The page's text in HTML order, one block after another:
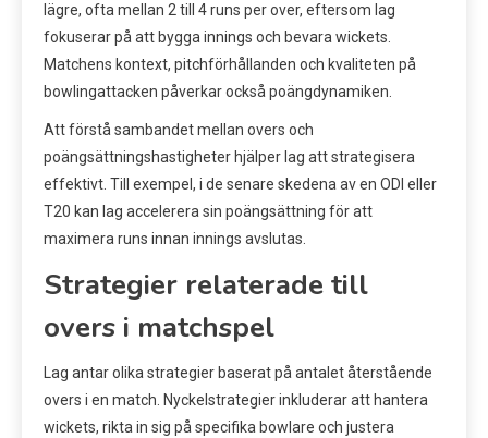
lägre, ofta mellan 2 till 4 runs per over, eftersom lag
fokuserar på att bygga innings och bevara wickets.
Matchens kontext, pitchförhållanden och kvaliteten på
bowlingattacken påverkar också poängdynamiken.
Att förstå sambandet mellan overs och
poängsättningshastigheter hjälper lag att strategisera
effektivt. Till exempel, i de senare skedena av en ODI eller
T20 kan lag accelerera sin poängsättning för att
maximera runs innan innings avslutas.
Strategier relaterade till
overs i matchspel
Lag antar olika strategier baserat på antalet återstående
overs i en match. Nyckelstrategier inkluderar att hantera
wickets, rikta in sig på specifika bowlare och justera